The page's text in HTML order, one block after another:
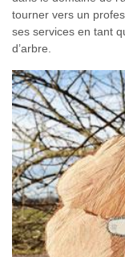
tourner vers un
ses services en tant
d’arbre.